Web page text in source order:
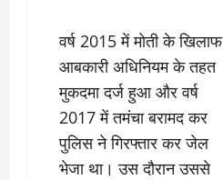
वर्ष 2015 में मोती के खिलाफ
आबकारी अधिनियम के तहत
मुकदमा दर्ज हुआ और वर्ष
2017 में तमंचा बरामद कर
पुलिस ने गिरफ्तार कर जेल
भेजा था। उस दौरान उससे